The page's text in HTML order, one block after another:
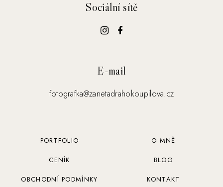
Sociální sítě
E-mail
fotografka@zanetadrahokoupilova.cz
PORTFOLIO O MNĚ
CENÍK BLOG
OBCHODNÍ PODMÍNKY KONTAKT